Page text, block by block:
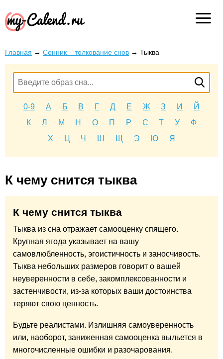
Главная → Сонник – толкование снов → Тыква
0-9 А Б В Г Д Е Ж З И
Й
К
Л М Н О П Р С Т У
Ф
Х
Ц Ч Ш Щ Э Ю Я
К чему снится тыква
К чему снится тыква
Тыква из сна отражает самооценку спящего.
Крупная ягода указывает на вашу
самовлюбленность, эгоистичность и заносчивость.
Тыква небольших размеров говорит о вашей
неуверенности в себе, закомплексованности и
застенчивости, из-за которых ваши достоинства
теряют свою ценность.
Будьте реалистами. Излишняя самоуверенность
или, наоборот, заниженная самооценка выльется в
многочисленные ошибки и разочарования.